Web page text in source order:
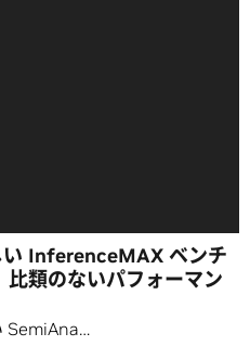
InferenceMAX ベンチ
類のないパフォーマン
SemiAna…